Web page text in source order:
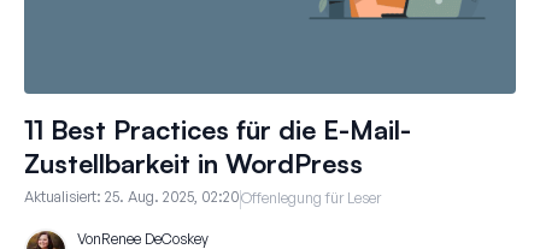
11 Best Practices für die E-Mail-
Zustellbarkeit in WordPress
Aktualisiert: 25. Aug. 2025, 02:20Offenlegung für Leser
VonRenee DeCoskey